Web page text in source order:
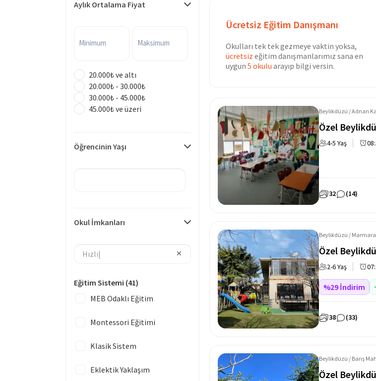
Aylık Ortalama Fiyat
Minimum Maksimum
20.000₺ ve altı
20.000₺ - 30.000₺
30.000₺ - 45.000₺
45.000₺ ve üzeri
Öğrencinin Yaşı
Okul İmkanları
Eğitim Sistemi (41)
MEB Odaklı Eğitim
Montessori Eğitimi
Klasik Sistem
Eklektik Yaklaşım
Ücretsiz Eğitim Danışmanı
Okulları tek tek gezmeye vaktin yoksa,
ücretsiz eğitim danışmanlarımız sana en
uygun 5 okulu arayıp bilgi versin.
Beylikdüzü / Adnan
Özel
4-5 Yaş
32 (14)
Beylikdüzü /
Özel
2-6 Yaş
%29 İndirim
38 (33)
Beylikdüzü / Barış
Özel